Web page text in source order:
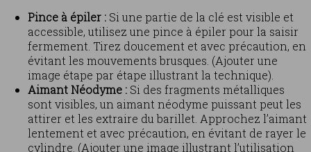
Pince à épiler : Si une partie de la clé est visible et
accessible, utilisez une pince à épiler pour la saisir
fermement. Tirez doucement et avec précaution, en
évitant les mouvements brusques. (Ajouter une
image étape par étape illustrant la technique).
Aimant Néodyme : Si des fragments métalliques
sont visibles, un aimant néodyme puissant peut les
attirer et les extraire du barillet. Approchez l’aimant
lentement et avec précaution, en évitant de rayer le
cylindre. (Ajouter une image illustrant l’utilisation